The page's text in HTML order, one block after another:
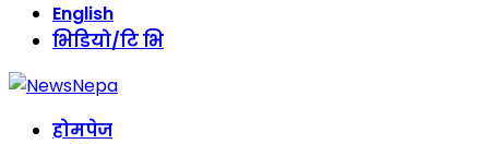
English
भिडियो/टि भि
होमपेज